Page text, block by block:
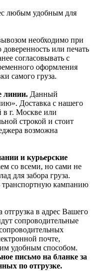
любым удобным для
необходимо при
или печать
согласовывать с
оформления
самого груза.
линии. Данный
Доставка с нашего
в г. Москве или
строкой и стоит
возможна
и курьерские
со всеми, но сами не
для забора груза.
транспортную кампанию
в адрес Вашего
сопроводительные
почте,
удобным способом.
письмо на бланке за
по отгрузке.